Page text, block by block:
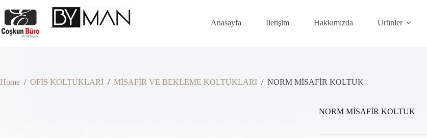
to
content
Anasayfa İletişim Hakkımızda Ürünler
Home / OFİS KOLTUKLARI / MİSAFİR VE BEKLEME KOLTUKLARI / NORM MİSAFİR KOLTUK
NORM MİSAFİR KOLTUK